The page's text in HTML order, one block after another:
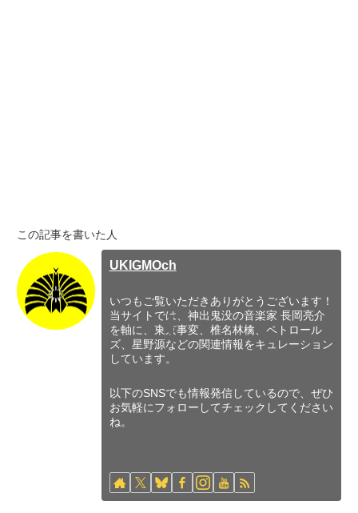
この記事を書いた人
UKIGMOch
いつもご覧いただきありがとうございます！
当サイトでは、神出鬼没の音楽家 長岡亮介
を軸に、東京事変、椎名林檎、ペトロール
ズ、星野源などの関連情報をキュレーション
しています。
以下のSNSでも情報発信しているので、ぜひ
お気軽にフォローしてチェックしてください
ね。